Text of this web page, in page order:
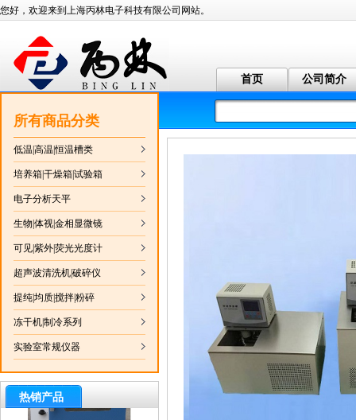
您好，欢迎来到上海丙林电子科技有限公司网站。
首页 公司简介
所有商品分类
低温|高温|恒温槽类
培养箱|干燥箱|试验箱
电子分析天平
生物|体视|金相显微镜
可见|紫外|荧光光度计
超声波清洗机|破碎仪
提纯|均质|搅拌|粉碎
冻干机|制冷系列
实验室常规仪器
热销产品
检定槽恒温槽
十万分之一分析天平
节能环保型电热鼓风干燥箱